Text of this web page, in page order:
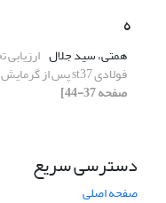
ه
همتی، سید جلال
فولادی st37 پس از گرمایش خطی القایی
صفحه 37-44]
دسترسی سریع
صفحه اصلی